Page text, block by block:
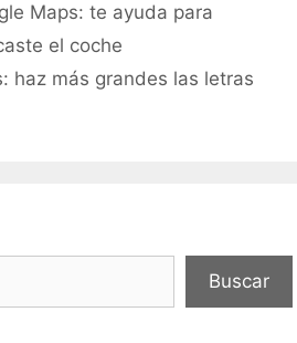
Maps: te ayuda para
el coche
haz más grandes las letras
Buscar